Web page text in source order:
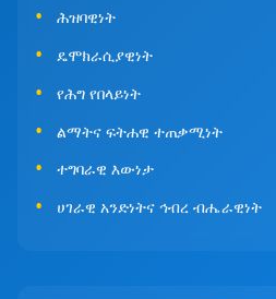
ሕዝባዊነት
ዴሞክራሲያዊነት
የሕግ የበላይነት
ልማትና ፍትሐዊ ተጠቃሚነት
ተግባራዊ እውነታ
ሀገራዊ አንድነትና ኅብረ ብሔራዊነት